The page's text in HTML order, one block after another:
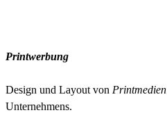
Printwerbung
Design und Layout von Printmedien
Unternehmens.